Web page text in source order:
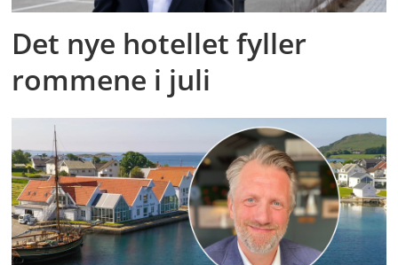
Det nye hotellet fyller
rommene i juli